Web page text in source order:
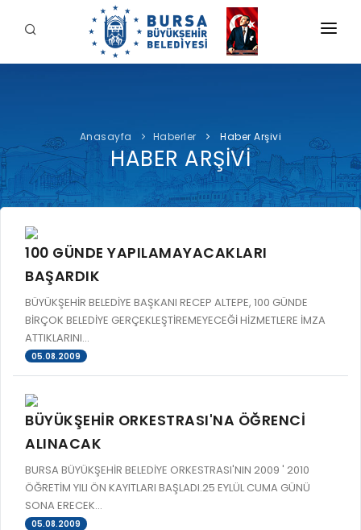
BELEDİYE
İDARİ YAPI
YETKİ VE SORUMLULUKLAR
TARİHÇE
ŞİRKETLER VE KURULUŞLAR
ETİK KOMİSYONU
ULUSAL / ULUSLARARASI İLİŞKİLER
LOGOLAR AMBLEMLER
MECLİS ÜYELERİ
KOMİSYON ÜYELERİ
MECLİS KARARLARI
MECLİS GÜNDEMİ VE KARAR ÖZETLERİ
BAŞKAN
Şahin BİBA
Başkan'a Mesaj
Özgeçmiş
Görevleri
HİZMETLERİMİZ
İNTERAKTİF
ÖDEME
E-ÖDEME
E-TEKLİF
BUSKİ E-ÖDEME
İLAN REKLAM E-BEYANNAME
BAŞVURU / KAYIT / SORGU
SEYAHAT KARTI SORGULAMA
BURSA AKADEMİ
BURSA'YI KEŞFET
İLETİŞİM
Anasayfa Haberler Haber Arşivi
HABER ARŞİVİ
100 GÜNDE YAPILAMAYACAKLARI
BAŞARDIK
BÜYÜKŞEHİR BELEDİYE BAŞKANI RECEP ALTEPE, 100 GÜNDE
BİRÇOK BELEDİYE GERÇEKLEŞTİREMEYECEĞİ HİZMETLERE İMZA
ATTIKLARINI...
05.08.2009
BÜYÜKŞEHİR ORKESTRASI'NA ÖĞRENCİ
ALINACAK
BURSA BÜYÜKŞEHİR BELEDİYE ORKESTRASI'NIN 2009 ' 2010
ÖĞRETİM YILI ÖN KAYITLARI BAŞLADI.25 EYLÜL CUMA GÜNÜ
SONA ERECEK...
05.08.2009